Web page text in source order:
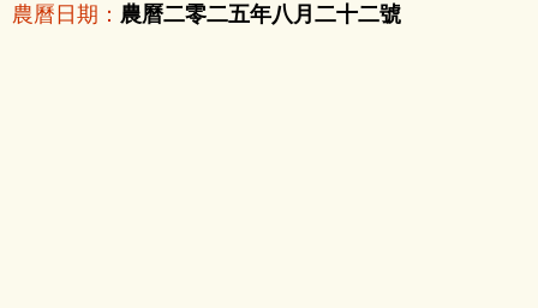
農曆日期： 農曆二零二五年八月二十二號